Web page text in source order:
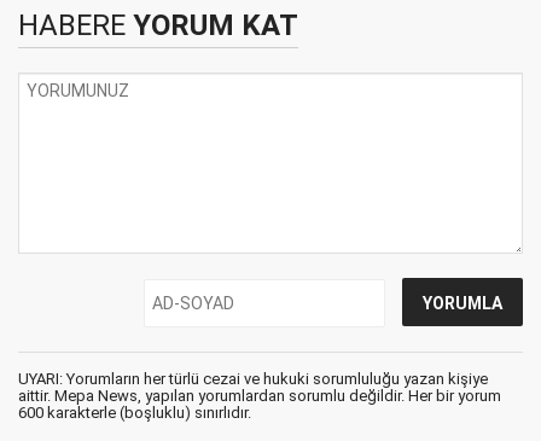
HABERE YORUM KAT
UYARI: Yorumların her türlü cezai ve hukuki sorumluluğu yazan kişiye
aittir. Mepa News, yapılan yorumlardan sorumlu değildir. Her bir yorum
600 karakterle (boşluklu) sınırlıdır.